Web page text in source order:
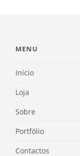
MENU
Início
Loja
Sobre
Portfólio
Contactos